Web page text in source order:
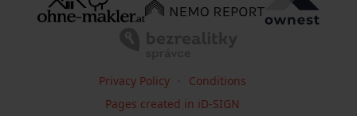
Privacy Policy
Conditions
Pages created in iD-SIGN